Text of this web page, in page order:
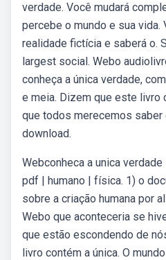
verdade. Você mudará
percebe o mundo e sua vida.
realidade fictícia e saberá o.
largest social. Webo
conheça a única verdade,
e meia. Dizem que este livro
que todos merecemos saber
download.
Webconheca a unica
pdf | humano | física. 1) o
sobre a criação humana por
Webo que aconteceria se
que estão escondendo de
livro contém a única. O